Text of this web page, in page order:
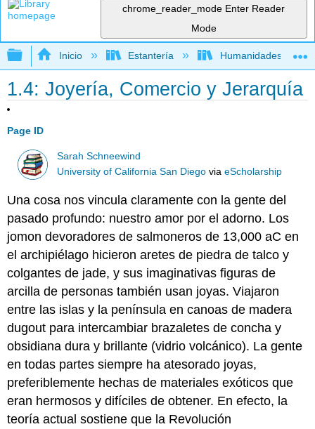
chrome_reader_mode Enter Reader
Mode
Expandir/contraer jerarquía global
Inicio Estantería Humanidades
1.4: Joyería, Comercio y Jerarquía
Page ID
Sarah Schneewind
University of California San Diego viaeScholarship
Una cosa nos vincula claramente con la gente del
pasado profundo: nuestro amor por el adorno. Los
jomon devoradores de salmoneros de 13,000 aC en
el archipiélago hicieron aretes de piedra de talco y
colgantes de jade, y sus imaginativas figuras de
arcilla de personas también usan joyas. Viajaron
entre las islas y la península en canoas de madera
dugout para intercambiar brazaletes de concha y
obsidiana dura y brillante (vidrio volcánico). La gente
en todas partes siempre ha atesorado joyas,
preferiblemente hechas de materiales exóticos que
eran hermosos y difíciles de obtener. En efecto, la
teoría actual sostiene que la Revolución